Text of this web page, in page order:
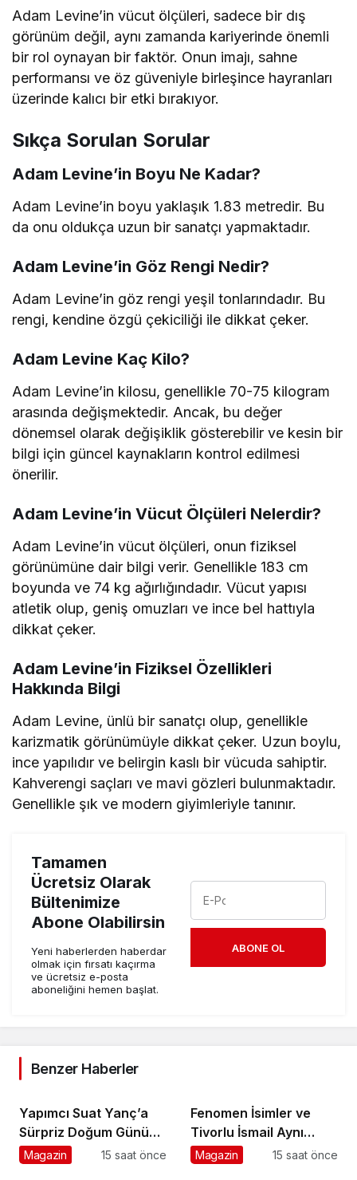
Adam Levine’in vücut ölçüleri, sadece bir dış
görünüm değil, aynı zamanda kariyerinde önemli
bir rol oynayan bir faktör. Onun imajı, sahne
performansı ve öz güveniyle birleşince hayranları
üzerinde kalıcı bir etki bırakıyor.
Sıkça Sorulan Sorular
Adam Levine’in Boyu Ne Kadar?
Adam Levine’in boyu yaklaşık 1.83 metredir. Bu
da onu oldukça uzun bir sanatçı yapmaktadır.
Adam Levine’in Göz Rengi Nedir?
Adam Levine’in göz rengi yeşil tonlarındadır. Bu
rengi, kendine özgü çekiciliği ile dikkat çeker.
Adam Levine Kaç Kilo?
Adam Levine’in kilosu, genellikle 70-75 kilogram
arasında değişmektedir. Ancak, bu değer
dönemsel olarak değişiklik gösterebilir ve kesin bir
bilgi için güncel kaynakların kontrol edilmesi
önerilir.
Adam Levine’in Vücut Ölçüleri Nelerdir?
Adam Levine’in vücut ölçüleri, onun fiziksel
görünümüne dair bilgi verir. Genellikle 183 cm
boyunda ve 74 kg ağırlığındadır. Vücut yapısı
atletik olup, geniş omuzları ve ince bel hattıyla
dikkat çeker.
Adam Levine’in Fiziksel Özellikleri
Hakkında Bilgi
Adam Levine, ünlü bir sanatçı olup, genellikle
karizmatik görünümüyle dikkat çeker. Uzun boylu,
ince yapılıdır ve belirgin kaslı bir vücuda sahiptir.
Kahverengi saçları ve mavi gözleri bulunmaktadır.
Genellikle şık ve modern giyimleriyle tanınır.
Tamamen
Ücretsiz Olarak
Bültenimize
Abone Olabilirsin
Yeni haberlerden haberdar
olmak için fırsatı kaçırma
ve ücretsiz e-posta
aboneliğini hemen başlat.
ABONE OL
Benzer Haberler
Yapımcı Suat Yanç’a
Sürpriz Doğum Günü
Kutlaması!
Magazin 15 saat önce
Fenomen İsimler ve
Tivorlu İsmail Aynı
Filmde Buluştu!
Magazin 15 saat önce